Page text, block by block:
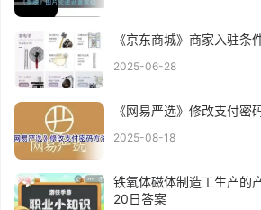
《京东商城》商家入驻条
2025-06-28
《网易严选》修改支付密
2025-08-18
铁氧体磁体制造工生产的
20日答案